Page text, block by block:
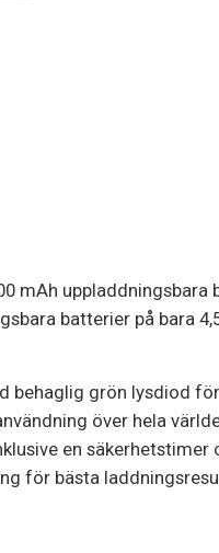
mAh uppladdningsbara
batterier på bara
behaglig grön lysdiod för
över hela
en säkerhetstimer
för bästa